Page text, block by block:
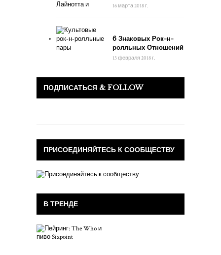
16 марта 2018 г.
6 Знаковых Рок-н-
ролльных Отношений
13 февраля 2018 г.
ПОДПИСАТЬСЯ & FOLLOW
ПРИСОЕДИНЯЙТЕСЬ К СООБЩЕСТВУ
В ТРЕНДЕ